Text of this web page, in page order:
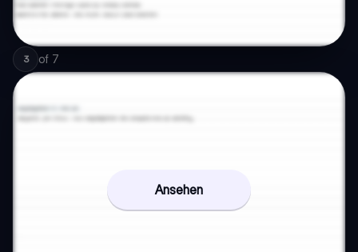
3 of 7
Ansehen